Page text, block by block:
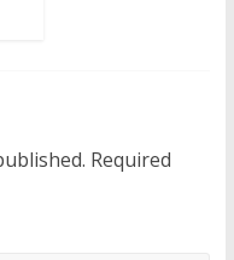
Required